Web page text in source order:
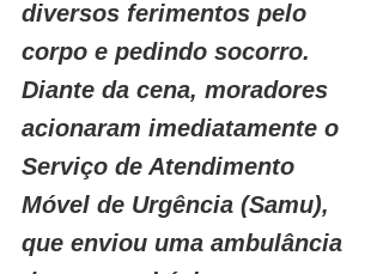
diversos ferimentos pelo
corpo e pedindo socorro.
Diante da cena, moradores
acionaram imediatamente o
Serviço de Atendimento
Móvel de Urgência (Samu),
que enviou uma ambulância